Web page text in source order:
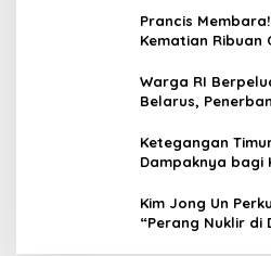
Prancis
Kematian Ribuan
Warga RI
Belarus,
Ketegangan
Dampaknya bagi
Kim Jong Un
“Perang Nuklir di